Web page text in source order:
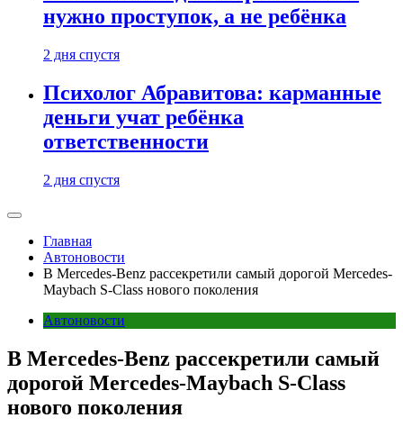
нужно проступок, а не ребёнка
2 дня спустя
Психолог Абравитова: карманные
деньги учат ребёнка
ответственности
2 дня спустя
Главная
Автоновости
В Mercedes-Benz рассекретили самый дорогой Mercedes-
Maybach S-Class нового поколения
Автоновости
В Mercedes-Benz рассекретили самый
дорогой Mercedes-Maybach S-Class
нового поколения